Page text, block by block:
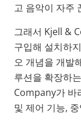
고 음악이 자주
그래서 Kjell &
구입해 설치하
오 개념을 개발
루션을 확장하
Company가 바
및 제어 기능,